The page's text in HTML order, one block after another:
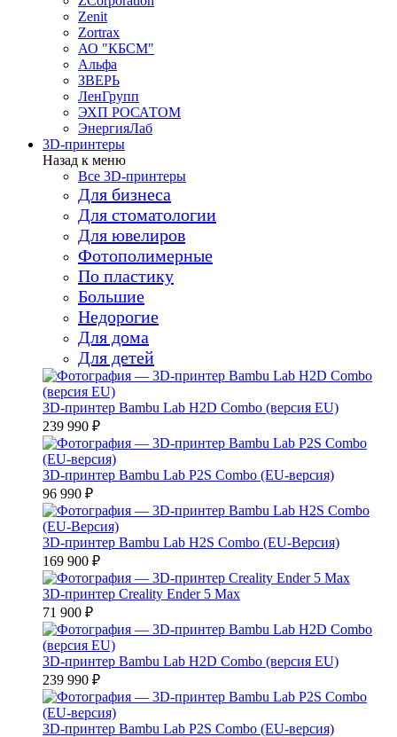
Zenit
Zortrax
АО "КБСМ"
Альфа
ЗВЕРЬ
ЛенГрупп
ЭХП РОСАТОМ
ЭнергияЛаб
3D-принтеры
Назад к меню
Все 3D-принтеры
Для бизнеса
Для стоматологии
Для ювелиров
Фотополимерные
По пластику
Большие
Недорогие
Для дома
Для детей
3D-принтер Bambu Lab H2D Combo (версия EU)
239 990 ₽
3D-принтер Bambu Lab P2S Combo (EU-версия)
96 990 ₽
3D-принтер Bambu Lab H2S Combo (EU-Версия)
169 900 ₽
3D-принтер Creality Ender 5 Max
71 900 ₽
3D-принтер Bambu Lab H2D Combo (версия EU)
239 990 ₽
3D-принтер Bambu Lab P2S Combo (EU-версия)